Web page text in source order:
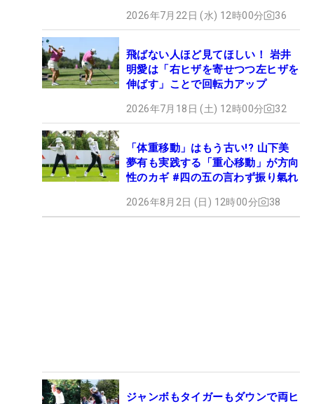
2026年7月22日 (水) 12時00分 36
飛ばない人ほど見てほしい！ 岩井
明愛は「右ヒザを寄せつつ左ヒザを
伸ばす」ことで回転力アップ
2026年7月18日 (土) 12時00分 32
「体重移動」はもう古い!? 山下美
夢有も実践する「重心移動」が方向
性のカギ #四の五の言わず振り氣れ
2026年8月2日 (日) 12時00分 38
ジャンボもタイガーもダウンで両ヒ